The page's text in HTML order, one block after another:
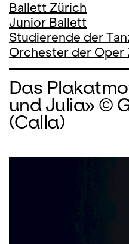
Ballett Zürich
Junior Ballett
Studierende der
Orchester der Oper
Das
und Julia» ©
(Calla)